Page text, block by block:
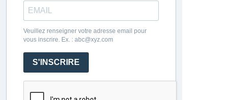
Veuillez renseigner votre adresse email pour
vous inscrire. Ex. : abc@xyz.com
S'INSCRIRE